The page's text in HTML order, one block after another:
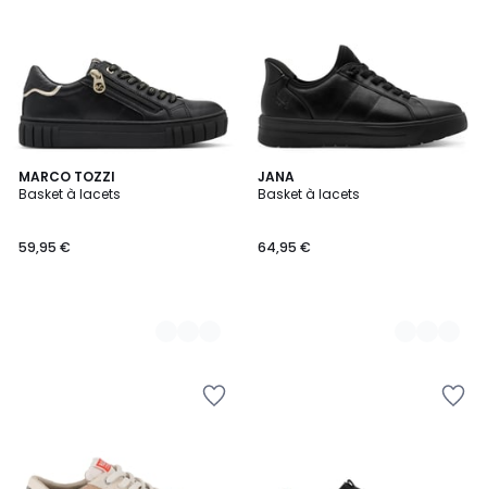
MARCO TOZZI
Basket à lacets
59,95 €
2
Couleurs
JANA
Basket à lacets
64,95 €
14
Couleurs